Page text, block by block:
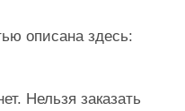
описана здесь:
Нельзя заказать